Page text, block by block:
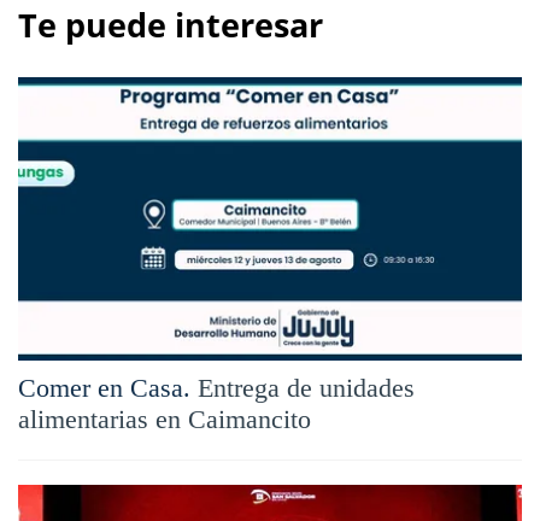
Te puede interesar
Comer en Casa. Entrega de unidades
alimentarias en Caimancito